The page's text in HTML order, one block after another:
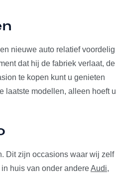
nieuwe auto relatief voordelig
dat hij de fabriek verlaat, de
te kopen kunt u genieten
laatste modellen, alleen hoeft u
Dit zijn occasions waar wij zelf
huis van onder andereAudi,